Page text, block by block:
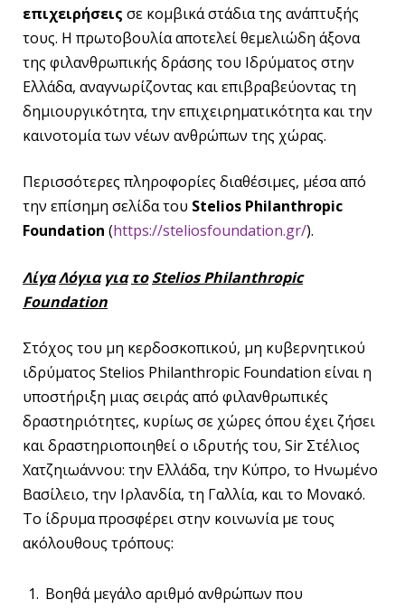
επιχειρήσεις σε κομβικά στάδια της ανάπτυξής
τους. Η πρωτοβουλία αποτελεί θεμελιώδη άξονα
της φιλανθρωπικής δράσης του Ιδρύματος στην
Ελλάδα, αναγνωρίζοντας και επιβραβεύοντας τη
δημιουργικότητα, την επιχειρηματικότητα και την
καινοτομία των νέων ανθρώπων της χώρας.
Περισσότερες πληροφορίες διαθέσιμες, μέσα από
την επίσημη σελίδα του Stelios Philanthropic
Foundation (https://steliosfoundation.gr/).
ΛίγαΛόγια για το Stelios Philanthropic
Foundation
Στόχος του μη κερδοσκοπικού, μη κυβερνητικού
ιδρύματος Stelios Philanthropic Foundation είναι η
υποστήριξη μιας σειράς από φιλανθρωπικές
δραστηριότητες, κυρίως σε χώρες όπου έχει ζήσει
και δραστηριοποιηθεί ο ιδρυτής του, Sir Στέλιος
Χατζηιωάννου: την Ελλάδα, την Κύπρο, το Ηνωμένο
Βασίλειο, την Ιρλανδία, τη Γαλλία, και το Μονακό.
Το ίδρυμα προσφέρει στην κοινωνία με τους
ακόλουθους τρόπους:
Βοηθά μεγάλο αριθμό ανθρώπων που